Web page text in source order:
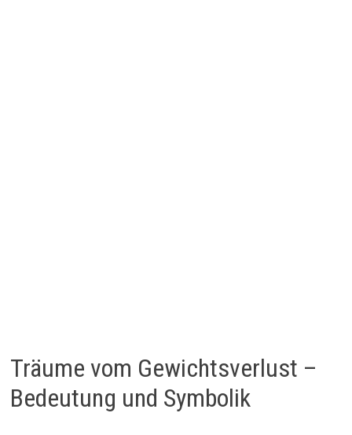
Träume vom Gewichtsverlust –
Bedeutung und Symbolik